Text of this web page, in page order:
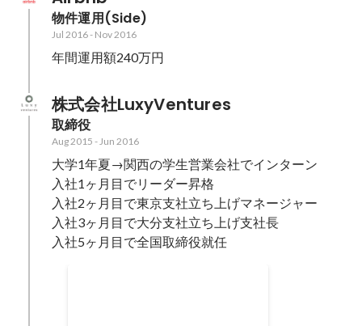
物件運用(Side)
Jul 2016- Nov 2016
年間運用額240万円
株式会社LuxyVentures
取締役
Aug 2015 -Jun 2016
大学1年夏→関西の学生営業会社でインターン
入社1ヶ月目でリーダー昇格
入社2ヶ月目で東京支社立ち上げマネージャー
入社3ヶ月目で大分支社立ち上げ支社長